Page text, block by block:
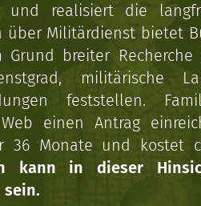
und realisiert die
über Militärdienst bietet
Grund breiter
militärische
feststellen.
einen Antrag
36 Monate und kostet
kann in dieser